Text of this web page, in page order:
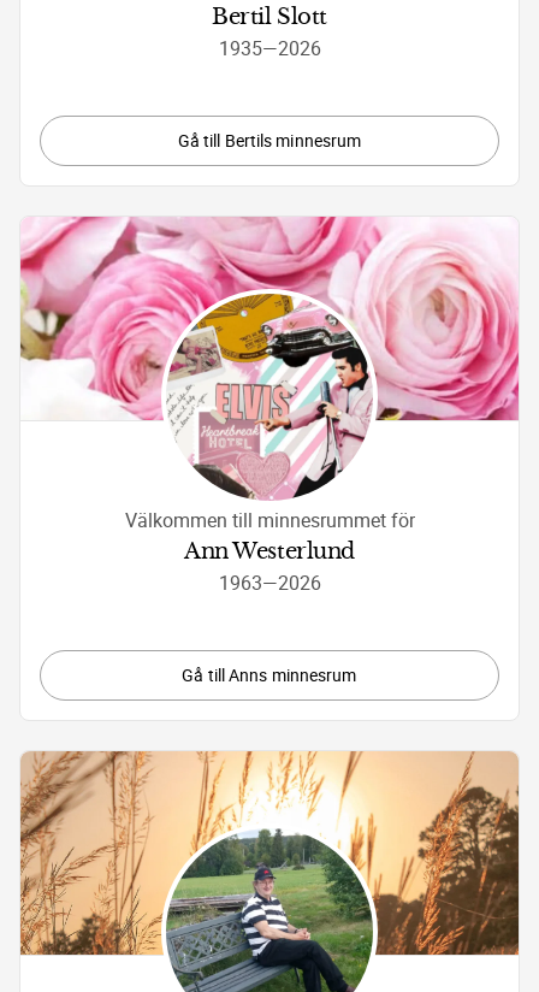
Bertil Slott
1935—2026
Gå till Bertils minnesrum
Välkommen till minnesrummet för
Ann Westerlund
1963—2026
Gå till Anns minnesrum